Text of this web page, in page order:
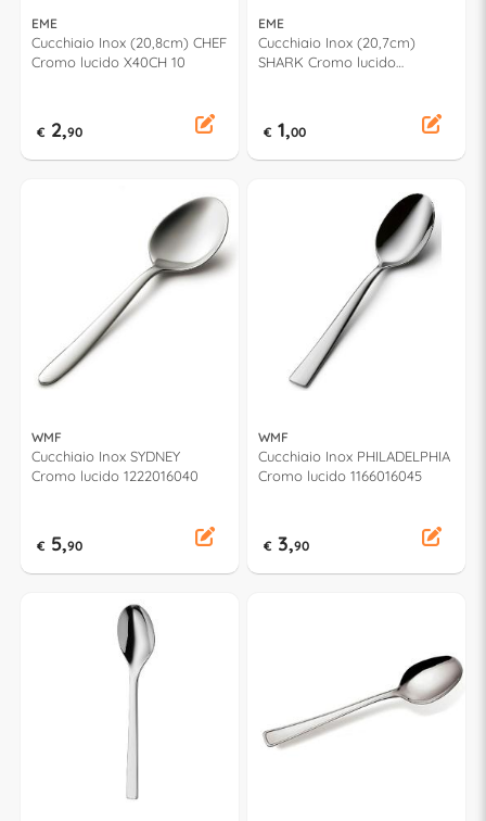
EME
Cucchiaio Inox (20,8cm) CHEF
Cromo lucido X40CH 10
€ 2,90
EME
Cucchiaio Inox (20,7cm)
SHARK Cromo lucido
€ 1,00
WMF
Cucchiaio Inox SYDNEY
Cromo lucido 1222016040
€ 5,90
WMF
Cucchiaio Inox PHILADELPHIA
Cromo lucido 1166016045
€ 3,90